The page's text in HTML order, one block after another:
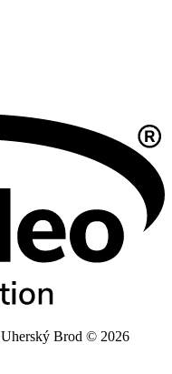
Brod © 2026